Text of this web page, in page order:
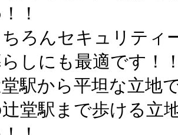
！
ちろんセキュリティ
しにも最適です！
駅から平坦な立地
堂駅まで歩ける立